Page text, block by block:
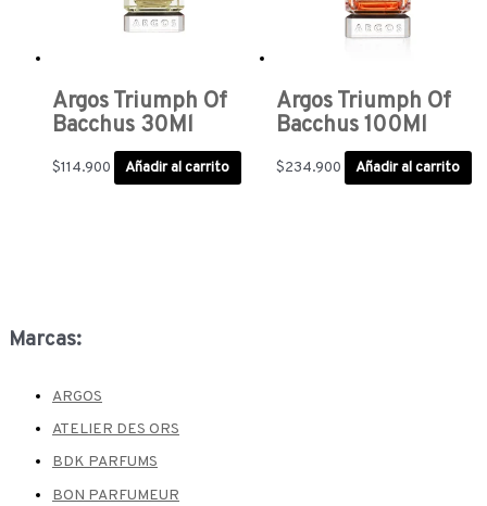
Marcas:
ARGOS
ATELIER DES ORS
BDK PARFUMS
BON PARFUMEUR
Argos Triumph Of
Bacchus 30Ml
$114.900 Añadir al carrito
Argos Triumph Of
Bacchus 100Ml
$234.900 Añadir al carrito